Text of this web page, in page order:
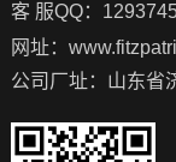
客 服QQ：
网址：
公司厂址：山东省